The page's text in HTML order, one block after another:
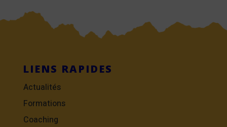
LIENS RAPIDES
Actualités
Formations
Coaching